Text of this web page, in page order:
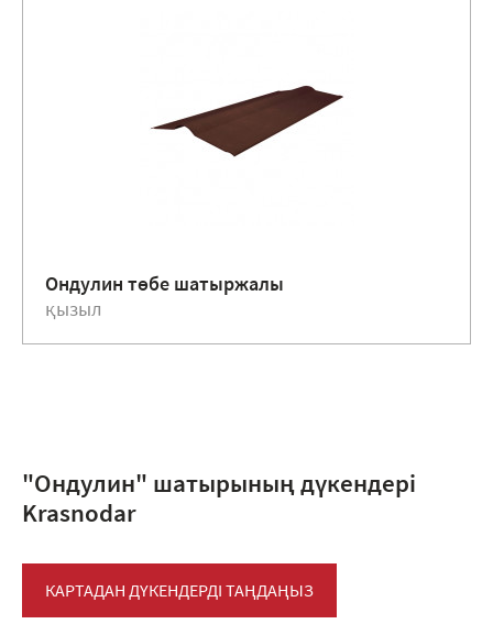
Ондулин төбе шатыржалы
қызыл
"Ондулин" шатырының дүкендері
Krasnodar
КАРТАДАН ДҮКЕНДЕРДІ ТАҢДАҢЫЗ